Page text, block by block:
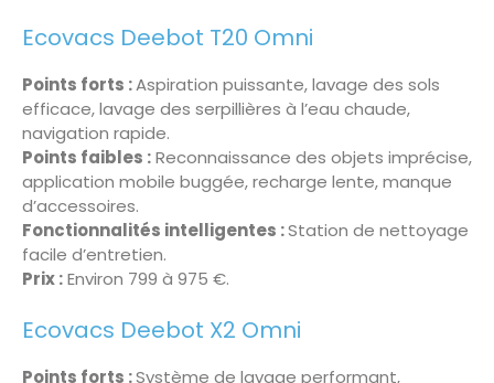
Ecovacs Deebot T20 Omni
Points forts :Aspiration puissante, lavage des sols
efficace, lavage des serpillières à l’eau chaude,
navigation rapide.
Points faibles :Reconnaissance des objets imprécise,
application mobile buggée, recharge lente, manque
d’accessoires.
Fonctionnalités intelligentes :Station de nettoyage
facile d’entretien.
Prix :Environ 799 à 975 €.
Ecovacs Deebot X2 Omni
Points forts :Système de lavage performant,